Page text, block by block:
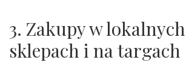
3. Zakupy w lokalnych
sklepach i na targach